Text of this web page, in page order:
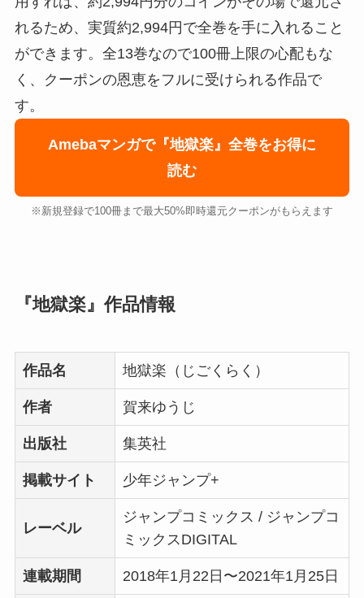
れるため、実質約2,994円で全巻を手に入れること
ができます。全13巻なので100冊上限の心配もな
く、クーポンの恩恵をフルに受けられる作品で
す。
Amebaマンガで『地獄楽』全巻をお得に
読む
※新規登録で100冊まで最大50%即時還元クーポンがもらえます
『地獄楽』作品情報
作品名 地獄楽（じごくらく）
作者 賀来ゆうじ
出版社 集英社
掲載サイト 少年ジャンプ+
レーベル
ジャンプコミックス / ジャンプコ
ミックスDIGITAL
連載期間 2018年1月22日〜2021年1月25日